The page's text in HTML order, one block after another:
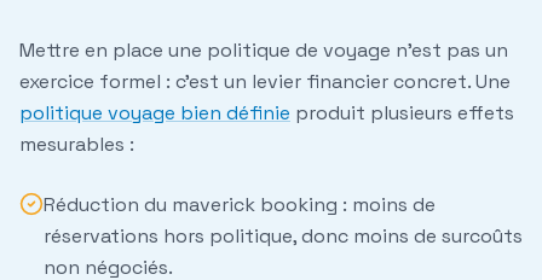
Mettre en place une politique de voyage n'est pas un
exercice formel : c'est un levier financier concret. Une
politique voyage bien définie produit plusieurs effets
mesurables :
Réduction du maverick booking : moins de
réservations hors politique, donc moins de surcoûts
non négociés.